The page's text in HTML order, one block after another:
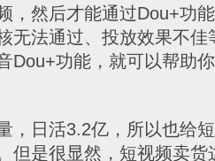
，然后才能通过Dou+功
无法通过、投放效果不佳
Dou+功能，就可以帮助
日活3.2亿，所以也给短
但是很显然，短视频卖货